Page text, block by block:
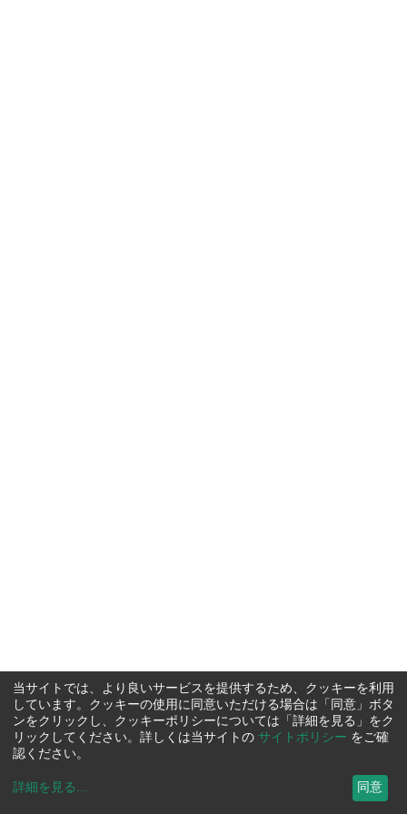
当サイトでは、より良いサービスを提供するため、クッキーを利用
しています。クッキーの使用に同意いただける場合は「同意」ボタ
ンをクリックし、クッキーポリシーについては「詳細を見る」をク
リックしてください。詳しくは当サイトの サイトポリシー をご確
認ください。
詳細を見る ... 同意